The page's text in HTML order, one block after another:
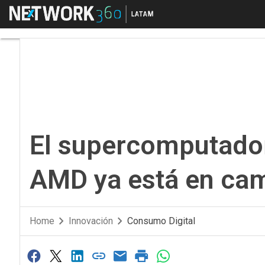
Menú
El
AMD ya está en
Home Innovación Consumo Digital